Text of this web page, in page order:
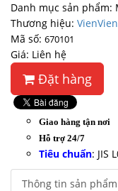
Danh mục sản phẩm:
Thương hiệu:
Mã số: 670101
Giá: Liên hệ
Đặt hàng
Giao hàng tận nơi
Hỗ trợ 24/7
Tiêu chuẩn: JIS
Thông tin sản phẩm